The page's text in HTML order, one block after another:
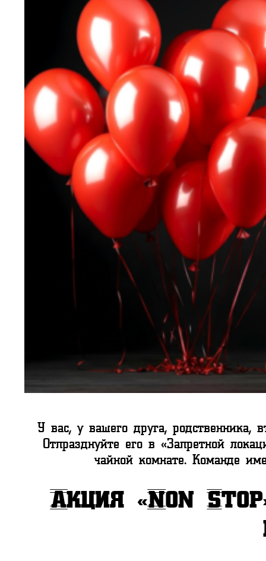
У вас, у вашего друга, родственника,
Отпразднуйте его в «Запретной
чайной комнате. Команде
Акция «Non